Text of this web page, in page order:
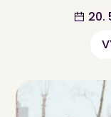
20.